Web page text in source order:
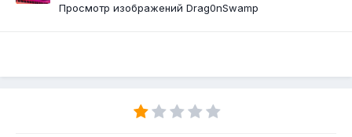
Просмотр изображений Drag0nSwamp